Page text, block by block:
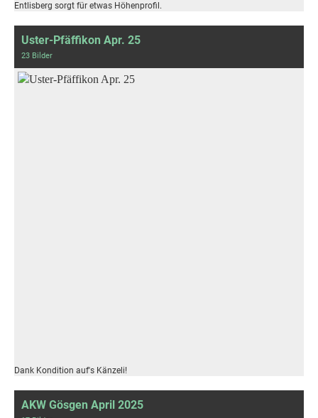
Entlisberg sorgt für etwas Höhenprofil.
Uster-Pfäffikon Apr. 25
23 Bilder
Dank Kondition auf's Känzeli!
AKW Gösgen April 2025